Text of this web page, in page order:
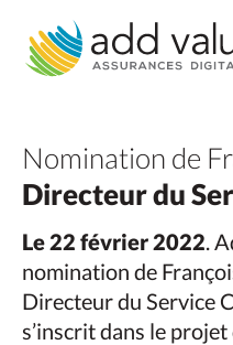
Skip
to
content
Nomination de
Directeur du
Le 22 février 2022.
nomination de
Directeur du Service
s’inscrit dans le